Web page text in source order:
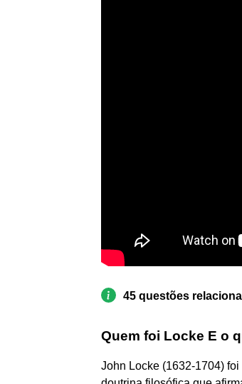
45 questões
Quem foi Locke E o
John Locke (1632-1704)